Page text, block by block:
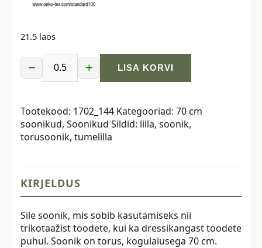
21.5 laos
−
lilla,
70
cm
+ LISA KORVI
Tootekood: 1702_144 Kategooriad: 70 cm
soonikud, Soonikud Sildid: lilla, soonik,
torusoonik, tumelilla
KIRJELDUS
Sile soonik, mis sobib kasutamiseks nii
trikotaažist toodete, kui ka dressikangast toodete
puhul. Soonik on torus, kogulaiusega 70 cm.